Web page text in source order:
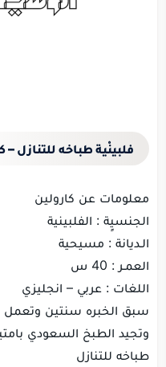
فلبينْية طباخه للتنازل –
معلومات عن كارولين
الجنسيٍة : الفلبينية
الـديانة : مسيحية
العمـر : 40 س
اللغات : عربي – انجليزي
سبق الخبره سنتين وتعمل
وتجيد الطبخ السعودي
طباخه للتنازل